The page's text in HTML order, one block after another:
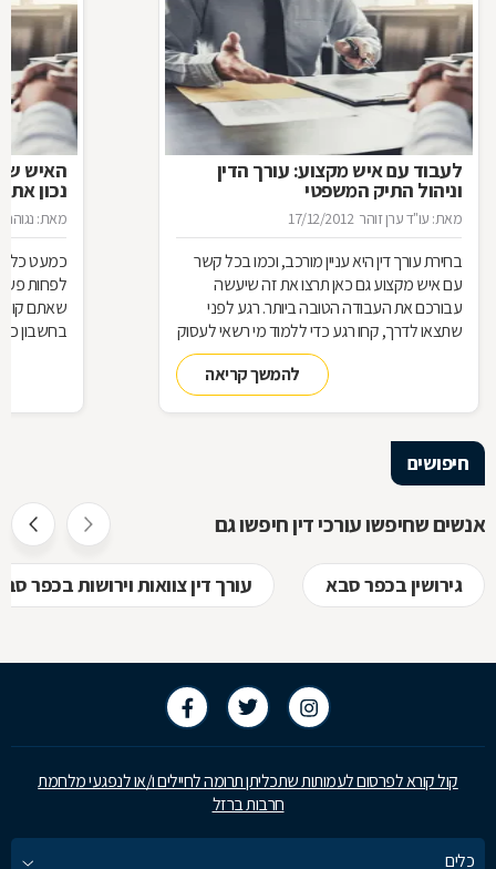
לעבוד עם איש מקצוע: עורך הדין
וניהול התיק המשפטי
מאת: עו"ד ערן זוהר 17/12/2012
בחירת עורך דין היא עניין מורכב, וכמו בכל קשר
עם איש מקצוע גם כאן תרצו את זה שיעשה
עבורכם את העבודה הטובה ביותר. רגע לפני
שתצאו לדרך, קחו רגע כדי ללמוד מי רשאי לעסוק
בעריכת דין ומה הידע הבסיסי הנדרש כדי לטפל
להמשך קריאה
האיש
נכון את
מאת: נגוהה
כמעט כל
לפחות
שאתם
בחשבון
חיפושים
אנשים שחיפשו עורכי דין חיפשו גם
גירושין בכפר סבא עורך דין צוואות וירושות בכפר
קול קורא לפרסום לעמותות שתכליתן תרומה לחיילים ו/או לנפגעי מלחמת
חרבות ברזל
כלים